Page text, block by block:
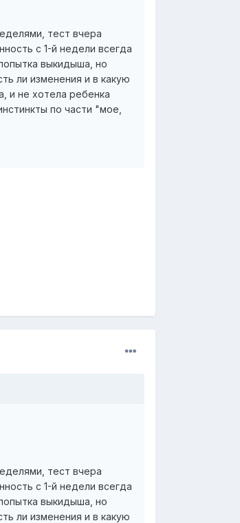
тест вчера
с 1-й недели всегда
выкидыша, но
ли изменения и в какую
и не хотела ребенка
по части "мое,
тест вчера
с 1-й недели всегда
выкидыша, но
ли изменения и в какую